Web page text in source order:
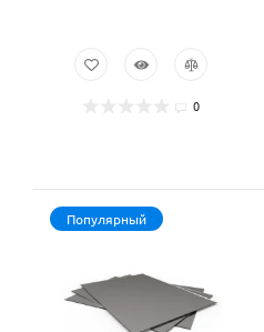
0
Популярный